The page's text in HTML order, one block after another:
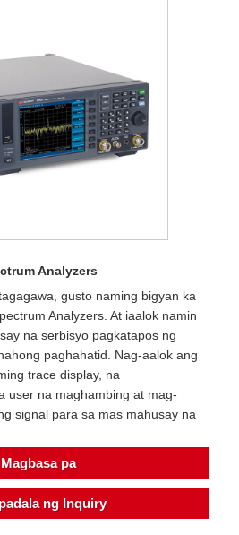
Analyzers
gusto naming bigyan ka
Analyzers. At iaalok namin
na serbisyo pagkatapos ng
paghahatid. Nag-aalok ang
trace display, na
user na maghambing at mag-
signal para sa mas mahusay na
Magbasa pa
ng Inquiry